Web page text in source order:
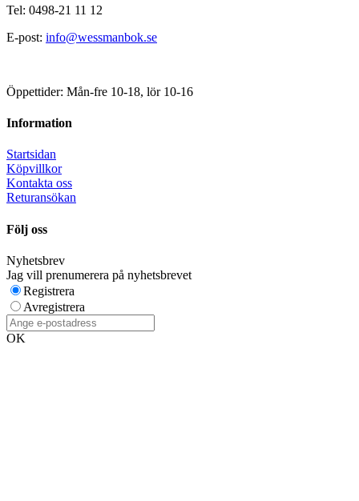
Tel: 0498-21 11 12
E-post: info@wessmanbok.se
Öppettider: Mån-fre 10-18, lör 10-16
Information
Startsidan
Köpvillkor
Kontakta oss
Returansökan
Följ oss
Nyhetsbrev
Jag vill prenumerera på nyhetsbrevet
Registrera
Avregistrera
OK